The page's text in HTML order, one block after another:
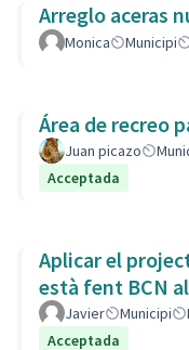
Arreglo aceras
Monica Municipi
Área de recreo
Juan picazo
Acceptada
Aplicar el
està fent BCN
Javier Municipi
Acceptada